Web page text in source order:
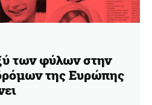
των φύλων στην
της Ευρώπης